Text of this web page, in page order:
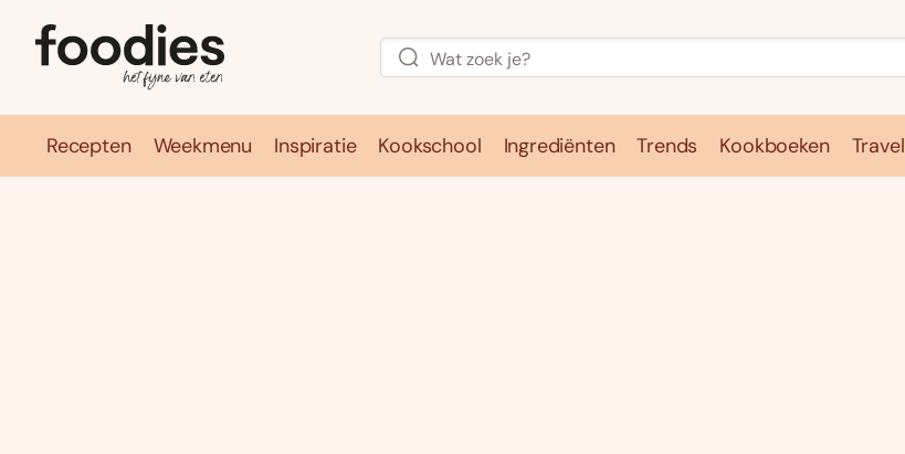
Recepten Weekmenu Inspiratie Kookschool Ingrediënten Trends Kookboeken Travel